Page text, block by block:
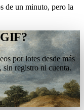
de un minuto, pero la
por lotes desde más
sin registro ni cuenta.